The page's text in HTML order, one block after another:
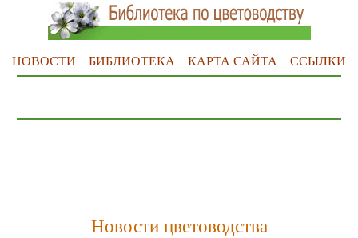
НОВОСТИ БИБЛИОТЕКА КАРТА САЙТА ССЫЛКИ
Новости цветоводства